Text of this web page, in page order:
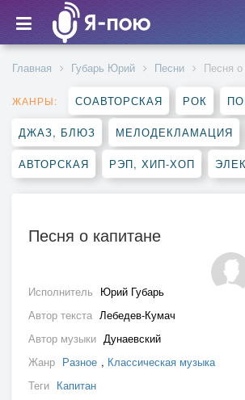
Главная Губарь Юрий Песни Песня о
ЖАНРЫ: СОАВТОРСКАЯ РОК
ДЖАЗ, БЛЮЗ МЕЛОДЕКЛАМАЦИЯ
АВТОРСКАЯ РЭП, ХИП-ХОП
Песня о капитане
Исполнитель Юрий Губарь
Автор текста Лебедев-Кумач
Автор музыки Дунаевский
Жанр Разное , Классическая музыка
Теги Капитан